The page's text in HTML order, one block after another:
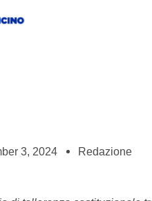
3, 2024 Redazione